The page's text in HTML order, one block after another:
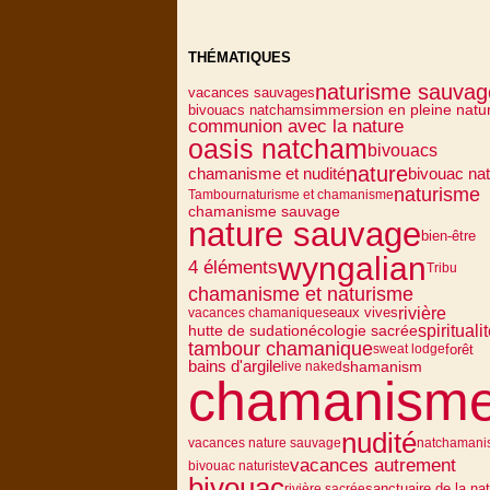
THÉMATIQUES
vacances sauvagesnaturisme
bivouacs natchamsimmersion en pleine
communion avec la nature
oasis natchambivouacs
chamanisme et nuditénaturebivouac
Tambournaturisme et chamanismenaturisme
chamanisme sauvage
nature sauvagebien-être
4 élémentswyngalianTribu
chamanisme et naturisme
vacances chamaniqueseaux vivesrivière
hutte de sudationécologie sacrée
tambour chamaniquesweat lodgeforêt
bains d'argile live nakedshamanism
vacances nature sauvagenudité
bivouac naturistevacances autrement